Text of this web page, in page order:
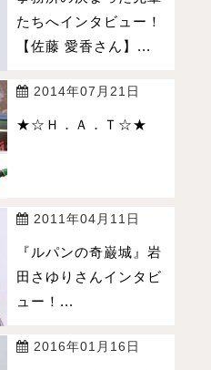
たちへインタビュー！
【佐藤 愛香さん】...
2014年07月21日
★☆Ｈ．Ａ．Ｔ☆★
2011年04月11日
『ルパンの奇巌城』岩
田さゆりさんインタビ
ュー！...
2016年01月16日